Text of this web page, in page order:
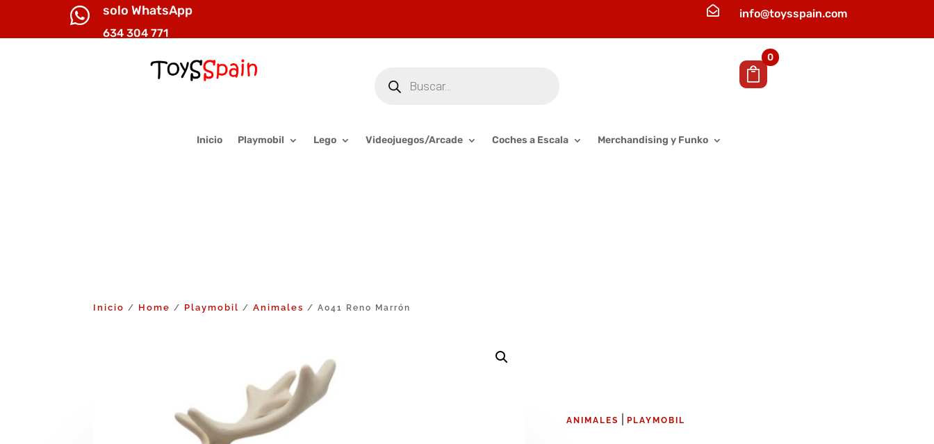
 solo WhatsApp
634 304 771
 info@toysspain.com
productos
0
Inicio Playmobil Lego Videojuegos/Arcade Coches a Escala Merchandising y Funko
Inicio / Home / Playmobil /Animales / A041 Reno Marrón
ANIMALES PLAYMOBIL